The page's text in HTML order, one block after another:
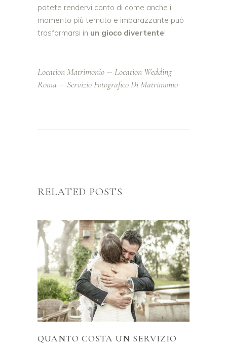
potete rendervi conto di come anche il
momento più temuto e imbarazzante può
trasformarsi in un gioco divertente!
Location Matrimonio
Location Wedding
Roma
Servizio Fotografico Di Matrimonio
RELATED POSTS
QUANTO COSTA UN SERVIZIO